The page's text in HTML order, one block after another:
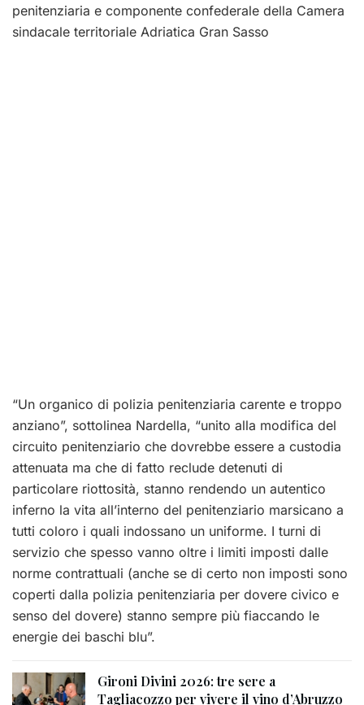
penitenziaria e componente confederale della Camera
sindacale territoriale Adriatica Gran Sasso
“Un organico di polizia penitenziaria carente e troppo
anziano”, sottolinea Nardella, “unito alla modifica del
circuito penitenziario che dovrebbe essere a custodia
attenuata ma che di fatto reclude detenuti di
particolare riottosità, stanno rendendo un autentico
inferno la vita all’interno del penitenziario marsicano a
tutti coloro i quali indossano un uniforme. I turni di
servizio che spesso vanno oltre i limiti imposti dalle
norme contrattuali (anche se di certo non imposti sono
coperti dalla polizia penitenziaria per dovere civico e
senso del dovere) stanno sempre più fiaccando le
energie dei baschi blu”.
Gironi Divini 2026: tre sere a
Tagliacozzo per vivere il vino d’Abruzzo